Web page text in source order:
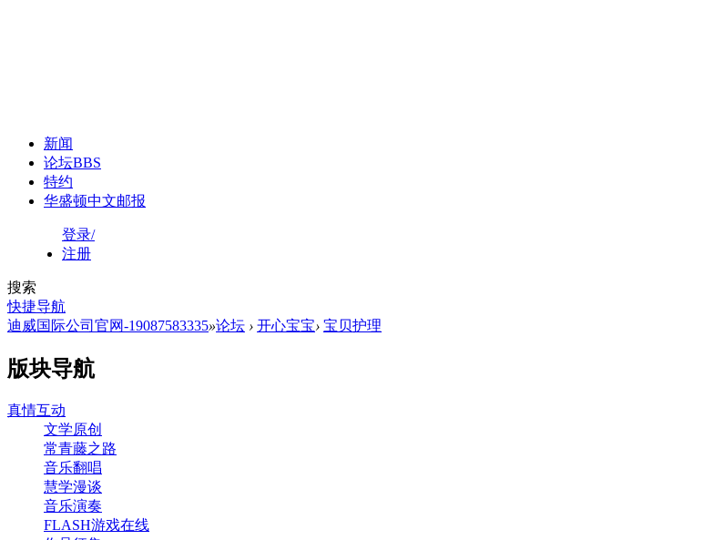
新闻
论坛BBS
特约
华盛顿中文邮报
登录/
注册
搜索
快捷导航
迪威国际公司官网-19087583335»论坛 › 开心宝宝› 宝贝护理
版块导航
真情互动
文学原创
常青藤之路
音乐翻唱
慧学漫谈
音乐演奏
FLASH游戏在线